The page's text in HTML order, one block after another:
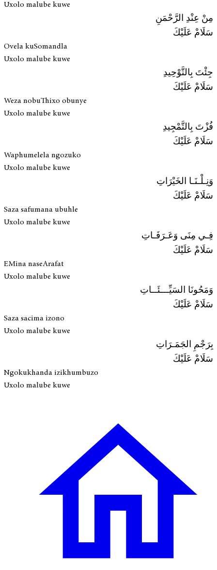
Uxolo malube kuwe
مِنْ عِنْدِ الرَّحْمَنِ
سَلَامْ عَلَيْكَ
Ovela kuSomandla
Uxolo malube kuwe
جِئْتَ بِالتَّوْحِيدِ
سَلَامْ عَلَيْكَ
Weza nobuThixo obunye
Uxolo malube kuwe
فُزْتَ بِالتَّمْجِيدِ
سَلَامْ عَلَيْكَ
Waphumelela ngozuko
Uxolo malube kuwe
وَنِـلْـنَـا الخَيْرَاتِ
سَلَامْ عَلَيْكَ
Saza safumana ubuhle
Uxolo malube kuwe
فِـي مِنَى وَعَـرَفَـاتِ
سَلَامْ عَلَيْكَ
EMina naseArafat
Uxolo malube kuwe
وَمَحُونَا السَيِّـــئَــاتِ
سَلَامْ عَلَيْكَ
Saza sacima izono
Uxolo malube kuwe
بِرَجْمِ الجَمَـرَاتِ
سَلَامْ عَلَيْكَ
Ngokukhanda izikhumbuzo
Uxolo malube kuwe